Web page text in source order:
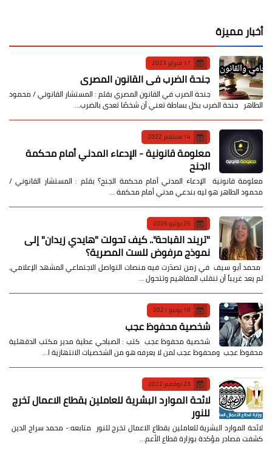
أخبار مميزة
17 فبراير 2023
جنحة الضرب في القانون المصري
جنحة الضرب في القانون المصري بقلم : المستشار القانوني / محمود
الطاهر جنحة الضرب بكل بساطة تعني أن شخصًا تعدى بالضرب…
14 سبتمبر 2022
معلومة قانونية - الإدعاء المدني أمام محكمة
الجنح
معلومة قانونية الإدعاء المدني أمام محكمة الجنح؟ بقلم : المستشار القانوني /
محمود الطاهر هو ليه بندعي مدني أمام محكمة …
25 يوليو 2026
​"تريند القباحة".. كيف تحولت "هايدي زيدان" إلى
نموذج مرفوض للست المصرية؟
​ محمد أبو سيف ​في زمن تصدّرت فيه منصات التواصل الاجتماعي المشهد الإعلامي،
لم يعد غريباً أن تنقلب المفاهيم وتتحول …
10 يونيو 2021
شخصية محفوظ عجب
شخصية محفوظ عجب كتب : الصباحي عطية مدير مكتب الدقهلية
محفوظ عجب ومحفوظ عجب لمن لا يعرفه هو من الشخصيات الانتهازية ا…
23 نوفمبر 2022
لائحة الموارد البشرية للعاملين بقطاع الاعمال تخرج
للنور
لائحة الموارد البشرية للعاملين بقطاع الاعمال تخرج للنور متابعه:- محمد سراج الدين
كشفت مصادر مؤكدة بوزارة قطاع الأعم…